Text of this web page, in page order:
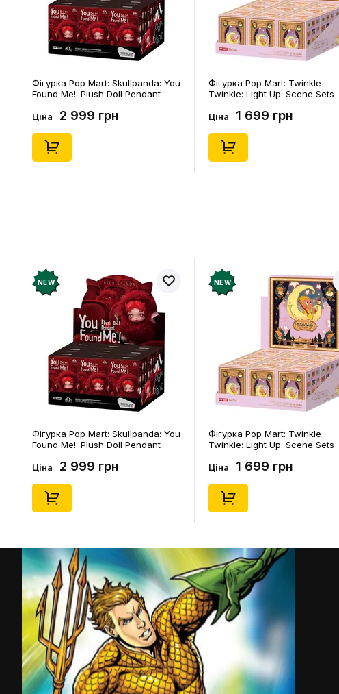
Фігурка Pop Mart: Skullpanda: You
Found Me!: Plush Doll Pendant
Edition), (29347)
Ціна 2 999 грн
Фігурка Pop Mart: Twinkle
Twinkle: Light Up: Scene Sets
Edition), (21372)
Ціна 1 699 грн
NEW
Фігурка Pop Mart: Skullpanda: You
Found Me!: Plush Doll Pendant
Edition), (29347)
Ціна 2 999 грн
NEW
Фігурка Pop Mart: Twinkle
Twinkle: Light Up: Scene Sets
Edition), (21372)
Ціна 1 699 грн